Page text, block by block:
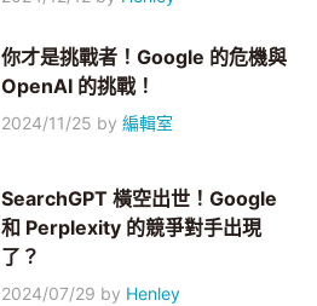
你才是挑戰者！Google 的危機與
OpenAI 的挑戰！
2024/11/25 by編輯室
SearchGPT 橫空出世！Google
和 Perplexity 的競爭對手出現
了？
2024/07/29 by Henley